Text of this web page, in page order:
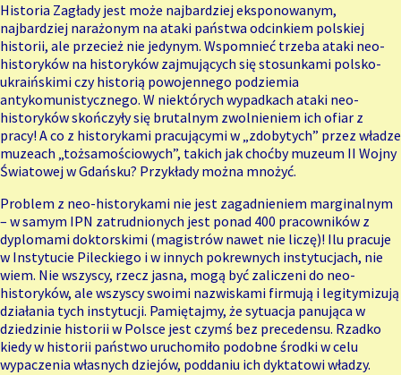
Historia Zagłady jest może najbardziej eksponowanym,
najbardziej narażonym na ataki państwa odcinkiem polskiej
historii, ale przecież nie jedynym. Wspomnieć trzeba ataki neo-
historyków na historyków zajmujących się stosunkami polsko-
ukraińskimi czy historią powojennego podziemia
antykomunistycznego. W niektórych wypadkach ataki neo-
historyków skończyły się brutalnym zwolnieniem ich ofiar z
pracy! A co z historykami pracującymi w „zdobytych” przez władze
muzeach „tożsamościowych”, takich jak choćby muzeum II Wojny
Światowej w Gdańsku? Przykłady można mnożyć.
Problem z neo-historykami nie jest zagadnieniem marginalnym
– w samym IPN zatrudnionych jest ponad 400 pracowników z
dyplomami doktorskimi (magistrów nawet nie liczę)! Ilu pracuje
w Instytucie Pileckiego i w innych pokrewnych instytucjach, nie
wiem. Nie wszyscy, rzecz jasna, mogą być zaliczeni do neo-
historyków, ale wszyscy swoimi nazwiskami firmują i legitymizują
działania tych instytucji. Pamiętajmy, że sytuacja panująca w
dziedzinie historii w Polsce jest czymś bez precedensu. Rzadko
kiedy w historii państwo uruchomiło podobne środki w celu
wypaczenia własnych dziejów, poddaniu ich dyktatowi władzy.